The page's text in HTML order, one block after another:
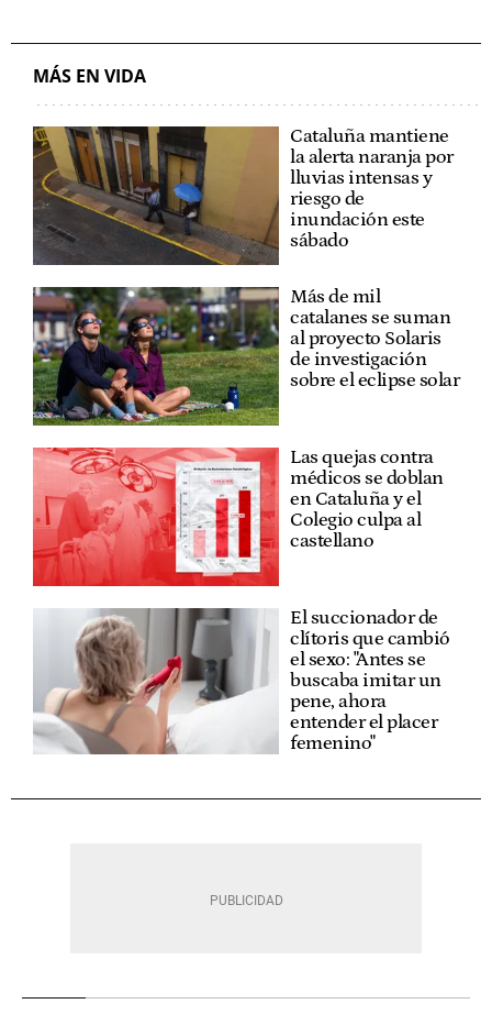
MÁS EN VIDA
Cataluña mantiene
la alerta naranja por
lluvias intensas y
riesgo de
inundación este
sábado
Más de mil
catalanes se suman
al proyecto Solaris
de investigación
sobre el eclipse solar
Las quejas contra
médicos se doblan
en Cataluña y el
Colegio culpa al
castellano
El succionador de
clítoris que cambió
el sexo: "Antes se
buscaba imitar un
pene, ahora
entender el placer
femenino"